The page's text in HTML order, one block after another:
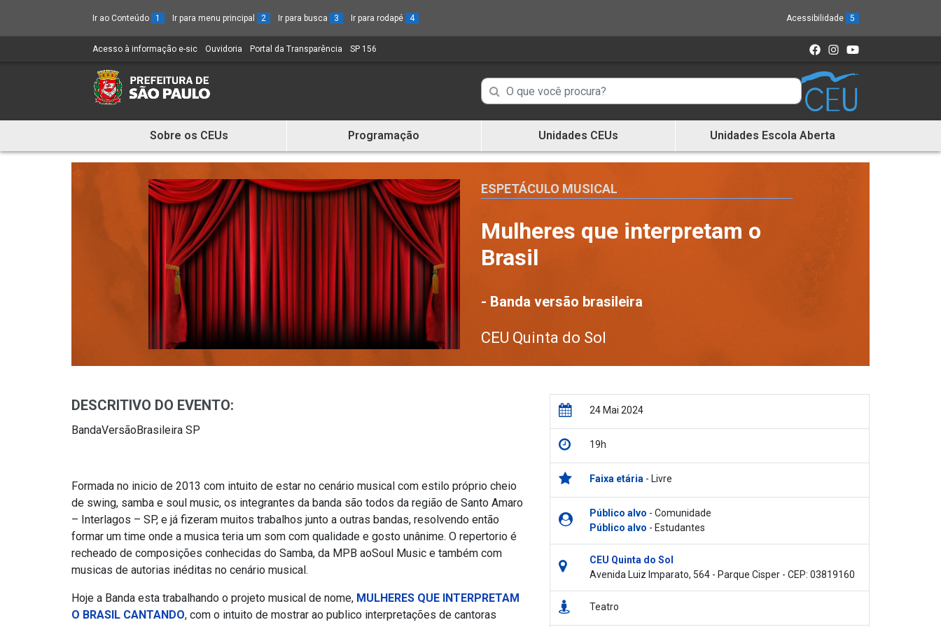
Ir ao Conteúdo 1 Ir para menu principal 2 Ir para busca 3 Ir para rodapé 4 Acessibilidade 5
Acesso à informação e-sic (Link
um
novo
Ouvidoria (Link
Portal da Transparência (Link
SP 156
Campo
de
de
informações
Campo
de
Busca
informações
e
Sobre os CEUs Programação Unidades CEUs Unidades Escola Aberta
ESPETÁCULO MUSICAL
Mulheres que interpretam o
Brasil
- Banda versão brasileira
CEU Quinta do Sol
DESCRITIVO DO EVENTO:
BandaVersãoBrasileira SP
Formada no inicio de 2013 com intuito de estar no cenário musical com estilo próprio cheio
de swing, samba e soul music, os integrantes da banda são todos da região de Santo Amaro
– Interlagos – SP, e já fizeram muitos trabalhos junto a outras bandas, resolvendo então
formar um time onde a musica teria um som com qualidade e gosto unânime. O repertorio é
recheado de composições conhecidas do Samba, da MPB aoSoul Music e também com
musicas de autorias inéditas no cenário musical.
Hoje a Banda esta trabalhando o projeto musical de nome, MULHERES QUE INTERPRETAM
O BRASIL CANTANDO, com o intuito de mostrar ao publico interpretações de cantoras
24 Mai 2024
19h
Faixa etária- Livre
Público alvo - Comunidade
Público alvo - Estudantes
CEU Quinta do Sol
Avenida Luiz Imparato, 564 - Parque Cisper - CEP: 03819160
Teatro